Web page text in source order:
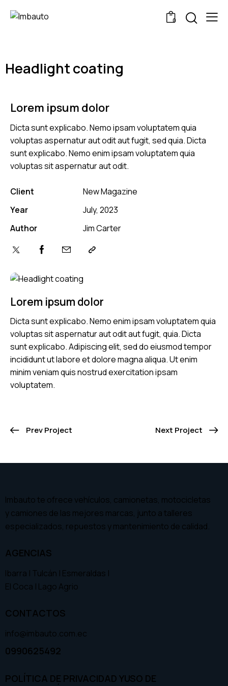
0
Headlight coating
Lorem ipsum dolor
Dicta sunt explicabo. Nemo ipsam voluptatem quia
voluptas aspernatur aut odit aut fugit, sed quia. Dicta
sunt explicabo. Nemo enim ipsam voluptatem quia
voluptas sit aspernatur aut odit.
Client
New Magazine
Year
July, 2023
Author
Jim Carter
Lorem ipsum dolor
Dicta sunt explicabo. Nemo enim ipsam voluptatem quia
voluptas sit aspernatur aut odit aut fugit, quia. Dicta
sunt explicabo. Adipiscing elit, sed do eiusmod tempor
incididunt ut labore et dolore magna aliqua. Ut enim
minim veniam quis nostrud exercitation ipsam
voluptatem.
Prev Project Next Project
Imbauto te ofrece vehículos, camionetas, motocicletas
y camiones de las mejores marcas, junto a talleres
especializados, repuestos y mantenimiento de calidad.
AGENCIAS
Ibarra | Tulcán | Esmeraldas |
El Coca | Lago Agrio
CONTACTOS
info@imbauto.com.ec
0990625492
POLÍTICA DE PRIVACIDAD YUSO DE